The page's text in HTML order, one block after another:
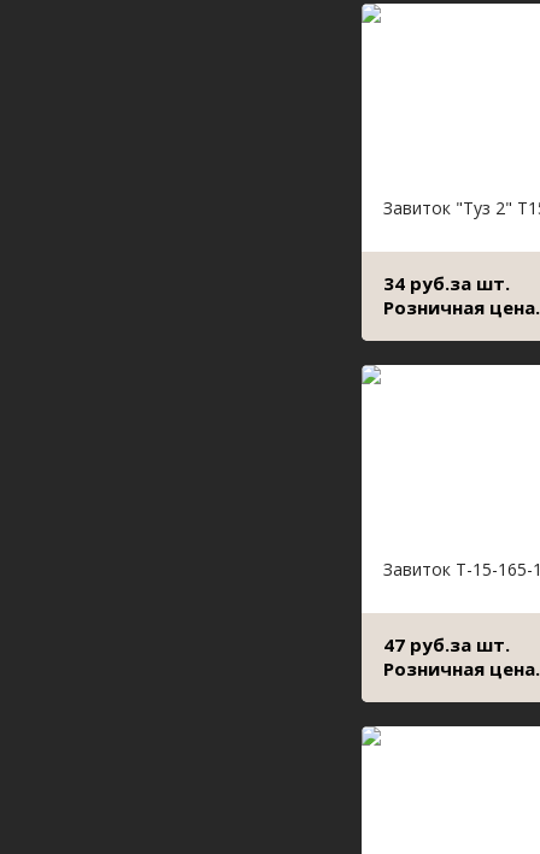
Завиток "Туз 2"
34 руб.за шт.
Розничная цена.
Завиток Т-15-165-
47 руб.за шт.
Розничная цена.